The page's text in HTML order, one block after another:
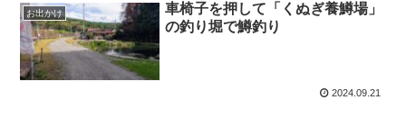
お出かけ
車椅子を押して「くぬぎ養鱒場」
の釣り堀で鱒釣り
2024.09.21